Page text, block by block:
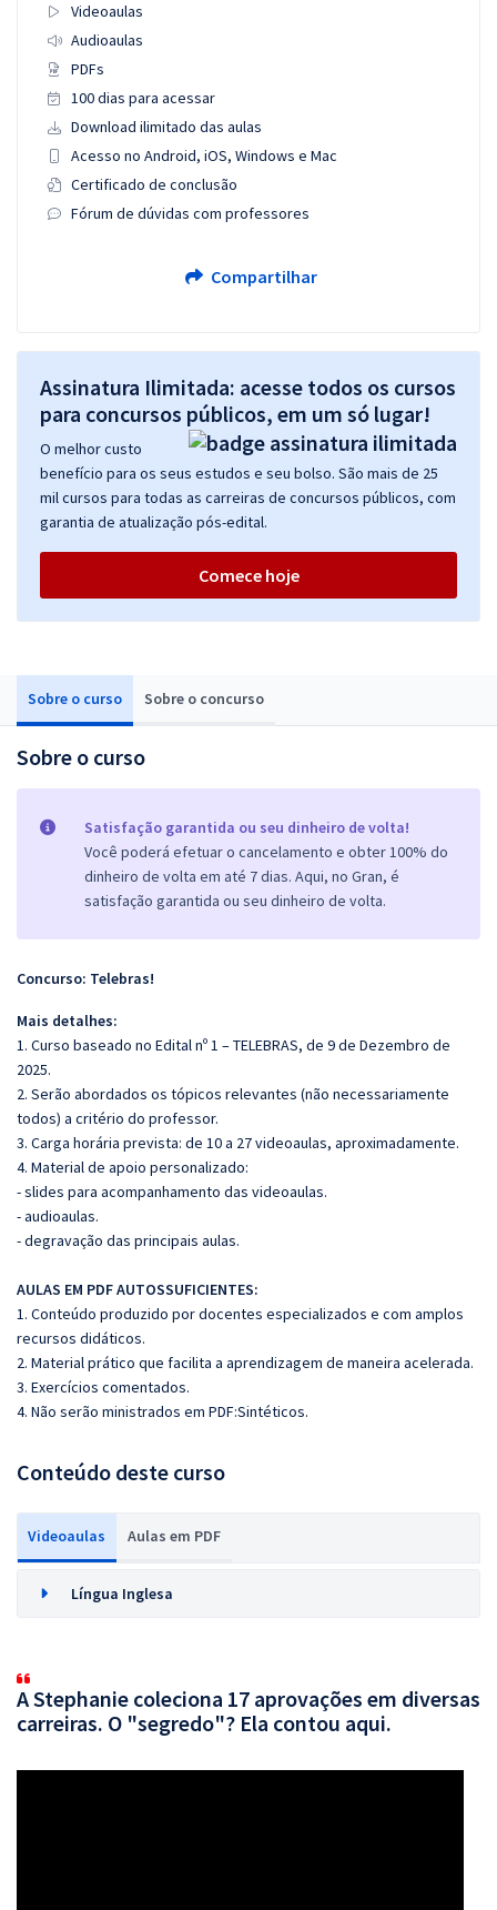
Sobre o curso Sobre o concurso
Sobre o curso
Satisfação garantida ou seu dinheiro de volta!
Você poderá efetuar o cancelamento e obter 100% do
dinheiro de volta em até 7 dias. Aqui, no Gran, é
satisfação garantida ou seu dinheiro de volta.
Concurso: Telebras!
Mais detalhes:
1. Curso baseado no Edital nº 1 – TELEBRAS, de 9 de Dezembro de
2025.
2. Serão abordados os tópicos relevantes (não necessariamente
todos) a critério do professor.
3. Carga horária prevista: de 10 a 27 videoaulas, aproximadamente.
4. Material de apoio personalizado:
- slides para acompanhamento das videoaulas.
- audioaulas.
- degravação das principais aulas.
AULAS EM PDF AUTOSSUFICIENTES:
1. Conteúdo produzido por docentes especializados e com amplos
recursos didáticos.
2. Material prático que facilita a aprendizagem de maneira acelerada.
3. Exercícios comentados.
4. Não serão ministrados em PDF:Sintéticos.
Conteúdo deste curso
Videoaulas Aulas em PDF
Língua Inglesa
A Stephanie coleciona 17 aprovações em diversas
carreiras. O "segredo"? Ela contou aqui.
Videoaulas
Audioaulas
PDFs
100 dias para acessar
Download ilimitado das aulas
Acesso no Android, iOS, Windows e Mac
Certificado de conclusão
Fórum de dúvidas com professores
Compartilhar
Assinatura Ilimitada: acesse todos os cursos
para concursos públicos, em um só lugar!
O melhor custo
benefício para os seus estudos e seu bolso. São mais de 25
mil cursos para todas as carreiras de concursos públicos, com
garantia de atualização pós-edital.
Comece hoje